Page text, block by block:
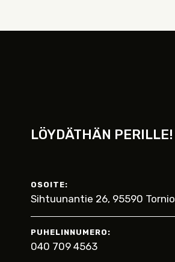
LÖYDÄTHÄN PERILLE!
OSOITE:
Sihtuunantie 26, 95590 Tornio
PUHELINNUMERO:
040 709 4563